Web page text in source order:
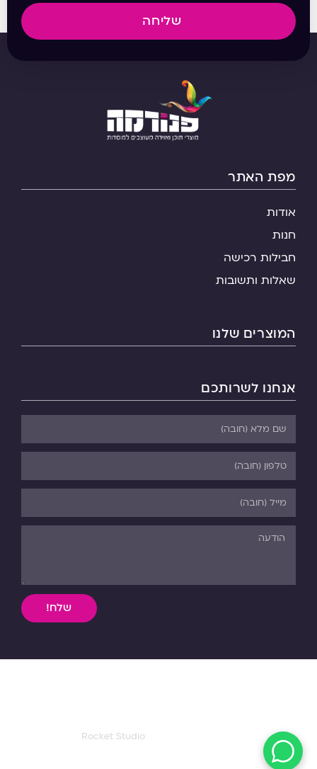
שליחה
מפת האתר
אודות
חנות
חבילות רכישה
שאלות ותשובות
המוצרים שלנו
אנחנו לשרותכם
שלח!
Rocket Studio